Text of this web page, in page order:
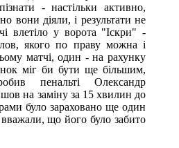
- настільки активно,
вони діяли, і результати не
влетіло у ворота "Іскри" -
якого по праву можна і
матчі, один - на рахунку
міг би бути ще більшим,
пенальті Олександр
на заміну за 15 хвилин до
було зараховано ще один
вважали, що його було забито